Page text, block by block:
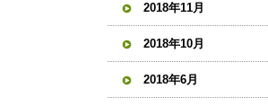
2018年11月
2018年10月
2018年6月